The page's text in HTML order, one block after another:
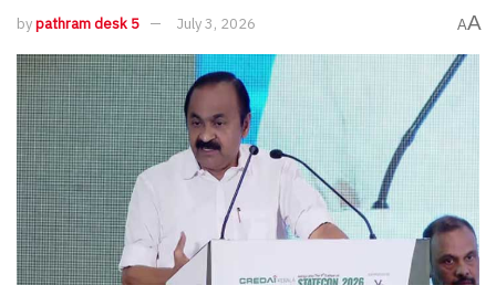
bypathram desk 5 July 3, 2026 AA